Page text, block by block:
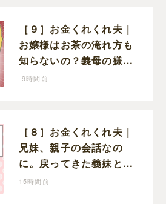
［９］お金くれくれ夫｜
お嬢様はお茶の淹れ方も
知らないの？義母の嫌味
に思わず怒りが込み上げ
-9時間前
［８］お金くれくれ夫｜
兄妹、親子の会話なの
に。戻ってきた義妹と夫
や義母の様子になんだか
15時間前